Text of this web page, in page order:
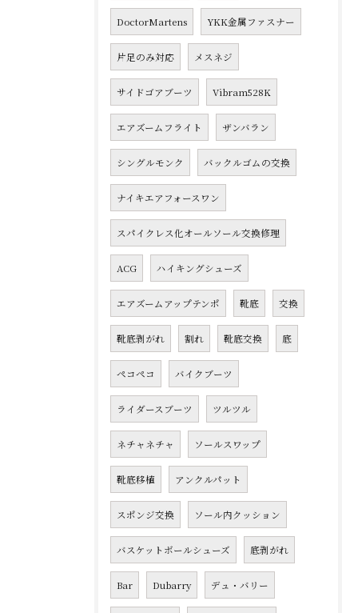
DoctorMartens YKK金属ファスナー
片足のみ対応 メスネジ
サイドゴアブーツ Vibram528K
エアズームフライト ザンバラン
シングルモンク バックルゴムの交換
ナイキエアフォースワン
スパイクレス化オールソール交換修理
ACG ハイキングシューズ
エアズームアップテンポ 靴底 交換
靴底剥がれ 割れ 靴底交換 底
ペコペコ バイクブーツ
ライダースブーツ ツルツル
ネチャネチャ ソールスワップ
靴底移植 アンクルパット
スポンジ交換 ソール内クッション
バスケットボールシューズ 底剥がれ
Bar Dubarry デュ・バリー